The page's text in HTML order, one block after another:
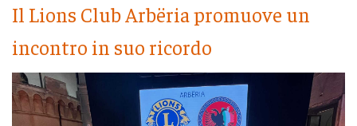
Il Lions Club Arbëria promuove un
incontro in suo ricordo